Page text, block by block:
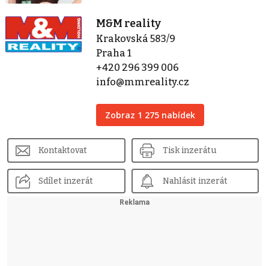
M&M reality
Krakovská 583/9
Praha 1
+420 296 399 006
info@mmreality.cz
Zobraz 1 275 nabídek
Kontaktovat Tisk inzerátu
Sdílet inzerát Nahlásit inzerát